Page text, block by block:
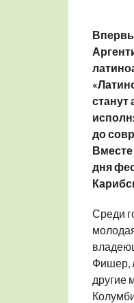
станут
до
дня
Среди
Фишер,
другие